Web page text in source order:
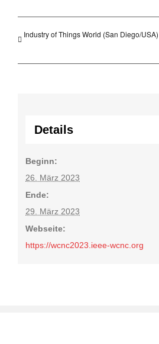
Industry of Things World (San Diego/USA)
Details
Beginn:
26. März 2023
Ende:
29. März 2023
Webseite:
https://wcnc2023.ieee-wcnc.org